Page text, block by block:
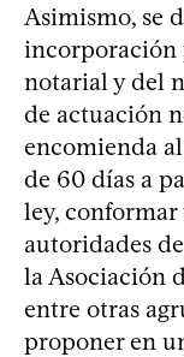
Asimismo, se
incorporación
notarial y del
de actuación
encomienda
de 60 días a
ley,
autoridades
la Asociación
entre otras
proponer en